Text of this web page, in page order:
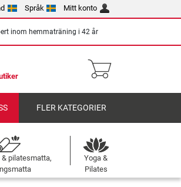
Språk Mitt konto
inom hemmaträning i 42 år
FLER KATEGORIER
pilatesmatta,
Yoga &
Pilates